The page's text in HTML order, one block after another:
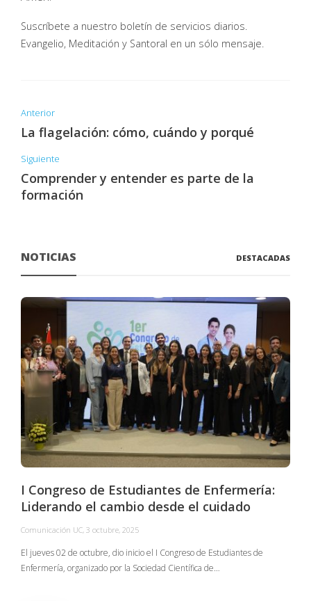
Suscríbete a nuestro boletín de servicios diarios.
Evangelio, Meditación y Santoral en un sólo mensaje.
Anterior
La flagelación: cómo, cuándo y porqué
Siguiente
Comprender y entender es parte de la
formación
NOTICIAS DESTACADAS
I Congreso de Estudiantes de Enfermería:
Liderando el cambio desde el cuidado
Comunicación UC, 3 octubre, 2025
El jueves 02 de octubre, dio inicio el I Congreso de Estudiantes de
Enfermería, organizado por la Sociedad Científica de…